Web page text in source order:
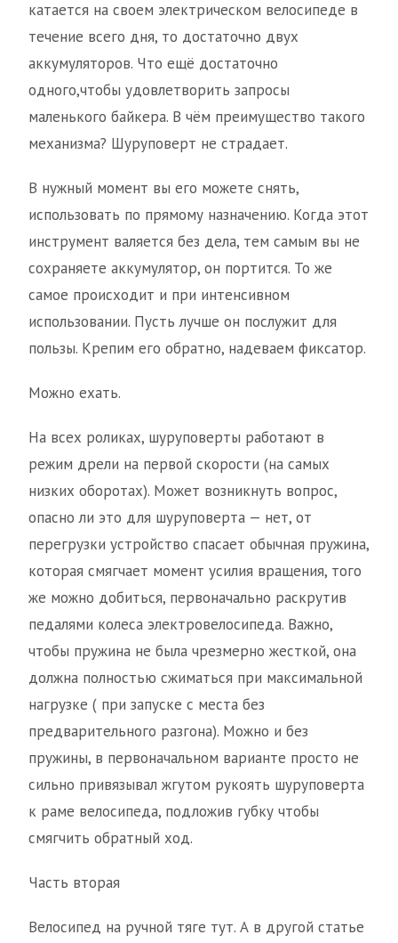
катается на своем электрическом велосипеде в
течение всего дня, то достаточно двух
аккумуляторов. Что ещё достаточно
одного,чтобы удовлетворить запросы
маленького байкера. В чём преимущество такого
механизма? Шуруповерт не страдает.
В нужный момент вы его можете снять,
использовать по прямому назначению. Когда этот
инструмент валяется без дела, тем самым вы не
сохраняете аккумулятор, он портится. То же
самое происходит и при интенсивном
использовании. Пусть лучше он послужит для
пользы. Крепим его обратно, надеваем фиксатор.
Можно ехать.
На всех роликах, шуруповерты работают в
режим дрели на первой скорости (на самых
низких оборотах). Может возникнуть вопрос,
опасно ли это для шуруповерта — нет, от
перегрузки устройство спасает обычная пружина,
которая смягчает момент усилия вращения, того
же можно добиться, первоначально раскрутив
педалями колеса электровелосипеда. Важно,
чтобы пружина не была чрезмерно жесткой, она
должна полностью сжиматься при максимальной
нагрузке ( при запуске с места без
предварительного разгона). Можно и без
пружины, в первоначальном варианте просто не
сильно привязывал жгутом рукоять шуруповерта
к раме велосипеда, подложив губку чтобы
смягчить обратный ход.
Часть вторая
Велосипед на ручной тяге тут. А в другой статье